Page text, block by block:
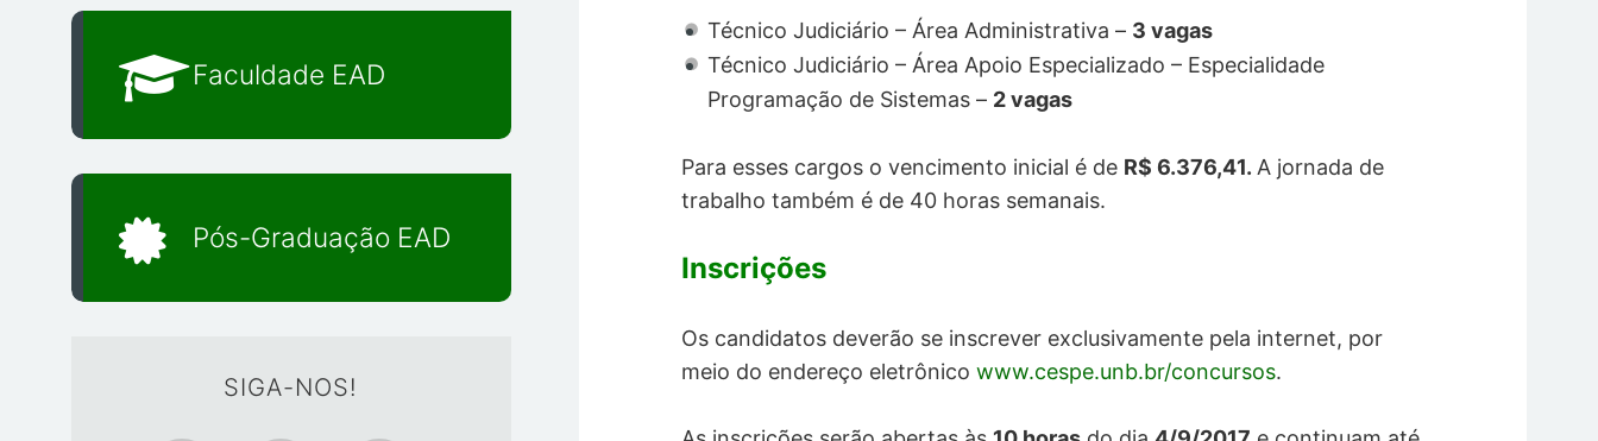
Técnico Judiciário – Área Administrativa – 3 vagas
Técnico Judiciário – Área Apoio Especializado – Especialidade
Programação de Sistemas – 2 vagas
Para esses cargos o vencimento inicial é de R$ 6.376,41. A jornada de
trabalho também é de 40 horas semanais.
Inscrições
Os candidatos deverão se inscrever exclusivamente pela internet, por
meio do endereço eletrônicowww.cespe.unb.br/concursos.
Faculdade EAD
Pós-Graduação EAD
SIGA-NOS!